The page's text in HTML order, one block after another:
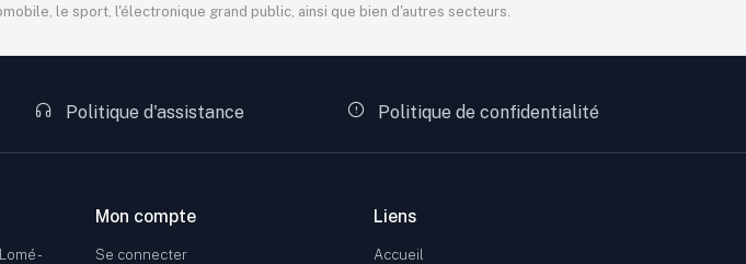
le sport, l'électronique grand public, ainsi que bien d'autres secteurs.
Politique d'assistance Politique de confidentialité
-
Mon compte
Se connecter
Liens
Accueil